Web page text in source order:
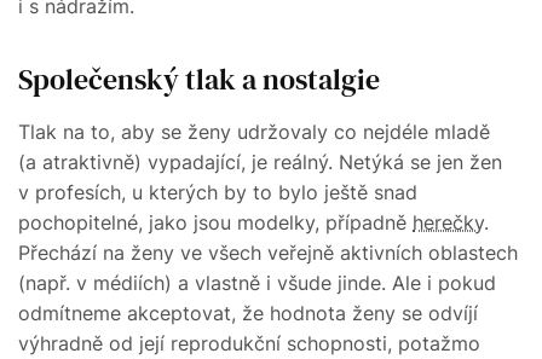
i s nádražím.
Společenský tlak a nostalgie
Tlak na to, aby se ženy udržovaly co nejdéle mladě
(a atraktivně) vypadající, je reálný. Netýká se jen žen
v profesích, u kterých by to bylo ještě snad
pochopitelné, jako jsou modelky, případně herečky.
Přechází na ženy ve všech veřejně aktivních oblastech
(např. v médiích) a vlastně i všude jinde. Ale i pokud
odmítneme akceptovat, že hodnota ženy se odvíjí
výhradně od její reprodukční schopnosti, potažmo